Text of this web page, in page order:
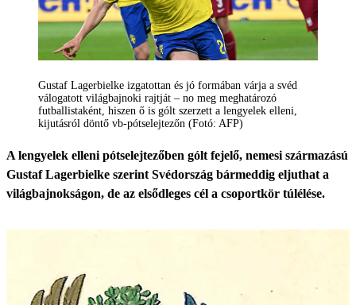
Gustaf Lagerbielke izgatottan és jó formában várja a svéd
válogatott világbajnoki rajtját – no meg meghatározó
futballistaként, hiszen ő is gólt szerzett a lengyelek elleni,
kijutásról döntő vb-pótselejtezőn (Fotó: AFP)
A lengyelek elleni pótselejtezőben gólt fejelő, nemesi származású
Gustaf Lagerbielke szerint Svédország bármeddig eljuthat a
világbajnokságon, de az elsődleges cél a csoportkör túlélése.